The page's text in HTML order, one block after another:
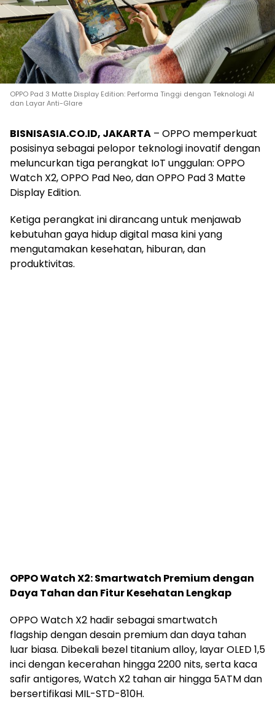
OPPO Pad 3 Matte Display Edition: Performa Tinggi dengan Teknologi AI
dan Layar Anti-Glare
BISNISASIA.CO.ID, JAKARTA – OPPO memperkuat
posisinya sebagai pelopor teknologi inovatif dengan
meluncurkan tiga perangkat IoT unggulan: OPPO
Watch X2, OPPO Pad Neo, dan OPPO Pad 3 Matte
Display Edition.
Ketiga perangkat ini dirancang untuk menjawab
kebutuhan gaya hidup digital masa kini yang
mengutamakan kesehatan, hiburan, dan
produktivitas.
OPPO Watch X2: Smartwatch Premium dengan
Daya Tahan dan Fitur Kesehatan Lengkap
OPPO Watch X2 hadir sebagai smartwatch
flagship dengan desain premium dan daya tahan
luar biasa. Dibekali bezel titanium alloy, layar OLED 1,5
inci dengan kecerahan hingga 2200 nits, serta kaca
safir antigores, Watch X2 tahan air hingga 5ATM dan
bersertifikasi MIL-STD-810H.